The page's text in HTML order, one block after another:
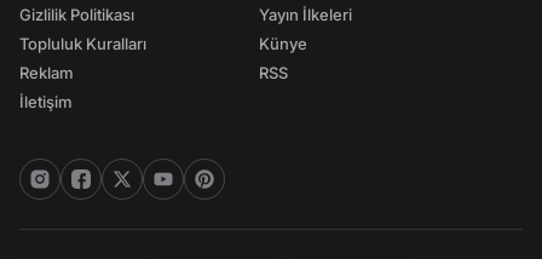
Gizlilik Politikası
Topluluk Kuralları
Reklam
İletişim
Yayın İlkeleri
Künye
RSS